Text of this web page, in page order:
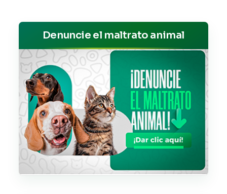
Denuncie el maltrato animal